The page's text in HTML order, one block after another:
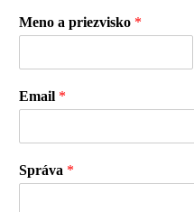
AKCIE
KONTAKT
Meno a priezvisko *
Email *
Správa *